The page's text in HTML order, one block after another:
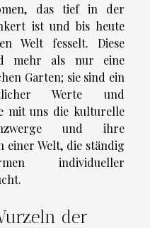
das tief in der
ist und bis heute
Welt fesselt. Diese
mehr als nur eine
Garten; sie sind ein
Werte und
mit uns die kulturelle
und ihre
einer Welt, die ständig
individueller
der